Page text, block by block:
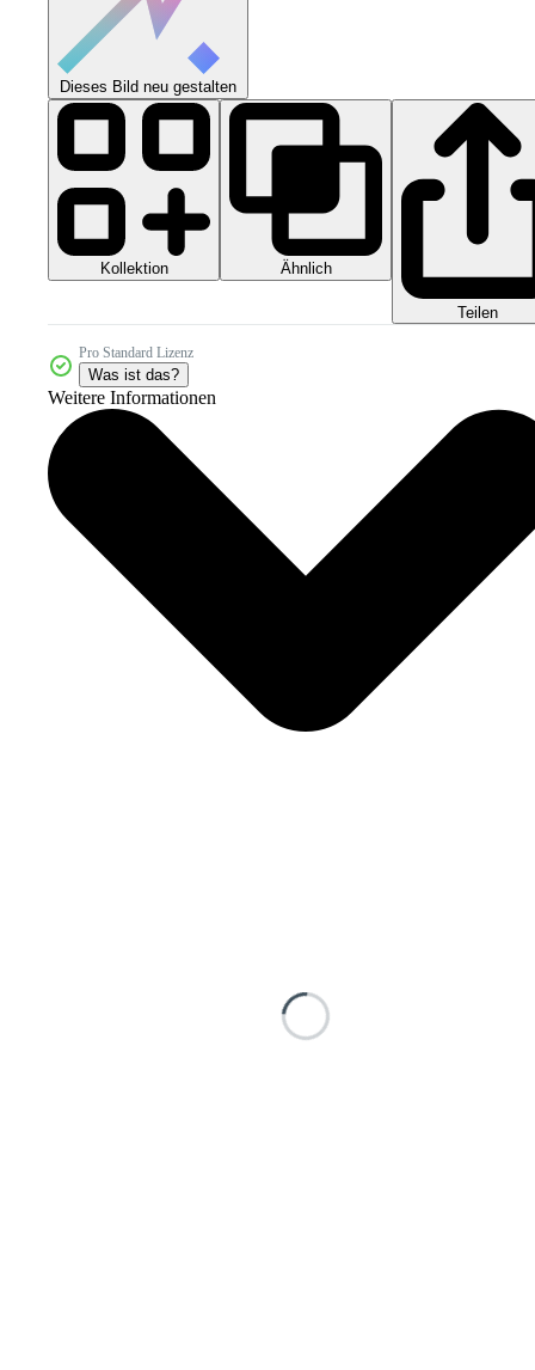
Dieses Bild neu gestalten
Kollektion Ähnlich
Teilen
Pro Standard Lizenz
Was ist das?
Weitere Informationen